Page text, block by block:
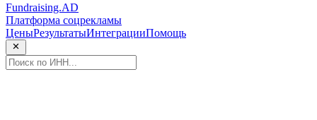
Fundraising.AD
Платформа соцрекламы
ЦеныРезультатыИнтеграцииПомощь